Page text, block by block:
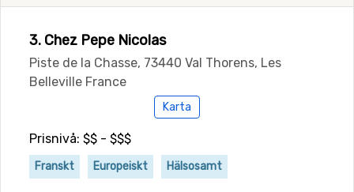
3. Chez Pepe Nicolas
Piste de la Chasse, 73440 Val Thorens, Les
Belleville France
Karta
Prisnivå: $$ - $$$
Franskt Europeiskt Hälsosamt